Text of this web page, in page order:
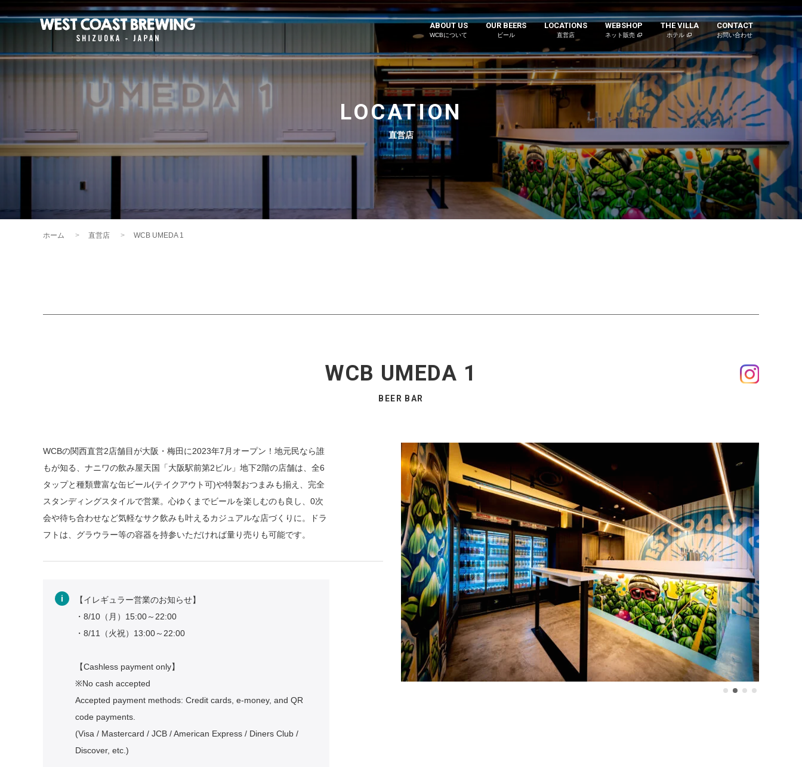
ABOUT US
WCBについて
OUR BEERS
ビール
LOCATIONS
直営店
WEBSHOP
ネット販売
THE VILLA
ホテル
CONTACT
お問い合わせ
LOCATION
直営店
ホーム 直営店 WCB UMEDA 1
WCB UMEDA 1
BEER BAR
WCBの関西直営2店舗目が大阪・梅田に2023年7月オープン！地元民なら誰
もが知る、ナニワの飲み屋天国「大阪駅前第2ビル」地下2階の店舗は、全6
タップと種類豊富な缶ビール(テイクアウト可)や特製おつまみも揃え、完全
スタンディングスタイルで営業。心ゆくまでビールを楽しむのも良し、0次
会や待ち合わせなど気軽なサク飲みも叶えるカジュアルな店づくりに。ドラ
フトは、グラウラー等の容器を持参いただければ量り売りも可能です。
【イレギュラー営業のお知らせ】
・8/10（月）15:00～22:00
・8/11（火祝）13:00～22:00
【Cashless payment only】
※No cash accepted
Accepted payment methods: Credit cards, e-money, and QR
code payments.
(Visa / Mastercard / JCB / American Express / Diners Club /
Discover, etc.)